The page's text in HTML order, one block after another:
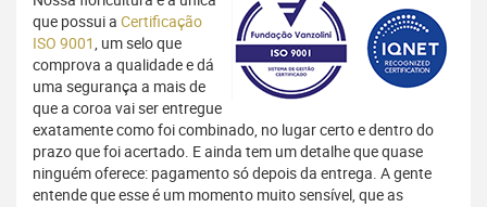
que possui a Certificação
ISO 9001, um selo que
comprova a qualidade e dá
uma segurança a mais de
que a coroa vai ser entregue
exatamente como foi combinado, no lugar certo e dentro do
prazo que foi acertado. E ainda tem um detalhe que quase
ninguém oferece: pagamento só depois da entrega. A gente
entende que esse é um momento muito sensível, que as